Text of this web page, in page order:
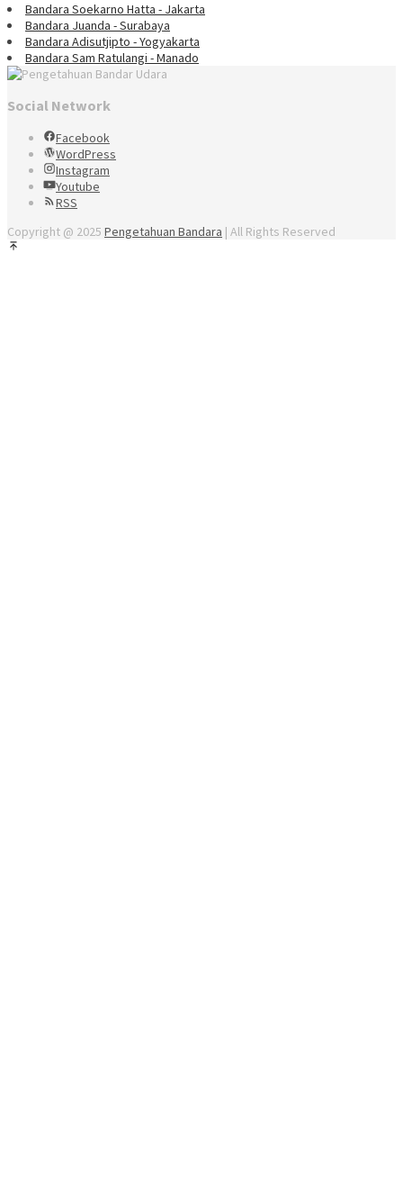
Bandara Soekarno Hatta - Jakarta
Bandara Juanda - Surabaya
Bandara Adisutjipto - Yogyakarta
Bandara Sam Ratulangi - Manado
Social Network
Facebook
WordPress
Instagram
Youtube
RSS
Copyright @ 2025 Pengetahuan Bandara | All Rights Reserved